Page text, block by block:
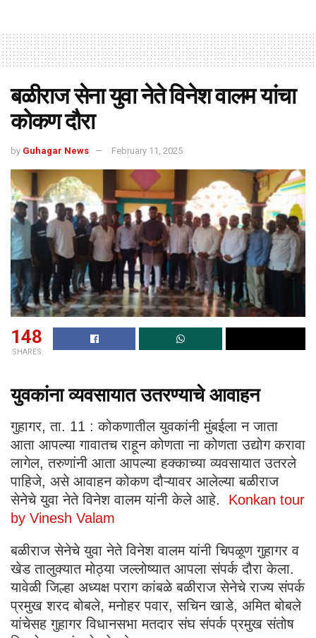
बळीराज सेना युवा नेते विनेश वालम यांचा
कोकण दौरा
by Guhagar News February 11, 2025
148
SHARES
युवकांना व्यवसायात उतरण्याचे आवाहन
गुहागर, ता. 11 : कोकणातील युवकांनी मुंबईला न जाता
आता आपल्या गावातच राहून कोणता ना कोणता उद्योग करावा
लागेल, तरुणांनी आता आपल्या हक्काच्या व्यवसायात उतरले
पाहिजे, असे आवाहन कोकण दौऱ्यावर आलेल्या बळीराज
सेनेचे युवा नेते विनेश वालम यांनी केले आहे. Konkan tour
by Vinesh Valam
बळीराज सेनेचे युवा नेते विनेश वालम यांनी चिपळूण गुहागर व
खेड तालुक्यात मोठ्या जल्लोष्यात आपला संपर्क दौरा केला.
यावेळी जिल्हा अध्यक्ष पराग कांबळे बळीराज सेनेचे राज्य संपर्क
प्रमुख शरद बोबले, मनोहर पवार, सचिन खाडे, अमित बोबले
यांचेसह गुहागर विधानसभा मतदार संघ संपर्क प्रमुख संतोष